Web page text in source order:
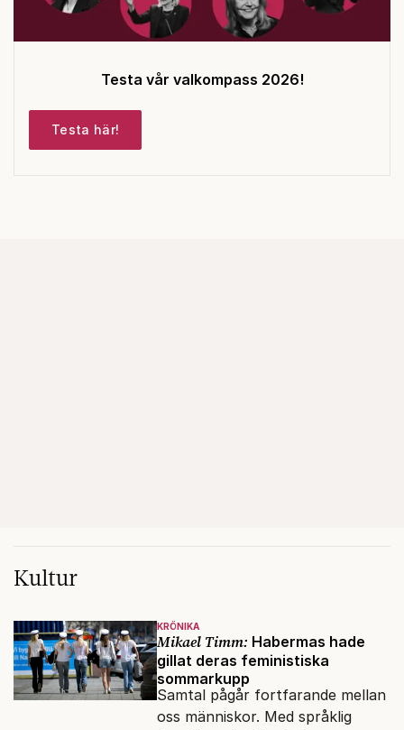
Testa vår valkompass 2026!
Testa här!
Kultur
KRÖNIKA
Mikael Timm: Habermas hade
gillat deras feministiska
sommarkupp
Samtal pågår fortfarande mellan
oss människor. Med språklig